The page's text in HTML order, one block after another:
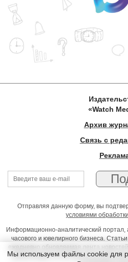
«Watch
Архив
Связь с
Отправляя данную форму, вы
условиями
Информационно-аналитический
часового и ювелирного бизнеса.
ежедневно обновляемая лента
презентаций, on-line консультации
Мы используем файлы cookie для